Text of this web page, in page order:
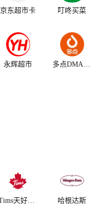
京东超市卡 叮咚买菜
永辉超市 多点DMAILL
Tims天好咖啡 哈根达斯